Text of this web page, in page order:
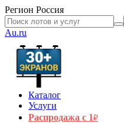
Регион Россия
Au.ru
Каталог
Услуги
Распродажа с 1₽